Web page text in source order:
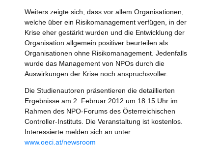
Weiters zeigte sich, dass vor allem Organisationen,
welche über ein Risikomanagement verfügen, in der
Krise eher gestärkt wurden und die Entwicklung der
Organisation allgemein positiver beurteilen als
Organisationen ohne Risikomanagement. Jedenfalls
wurde das Management von NPOs durch die
Auswirkungen der Krise noch anspruchsvoller.
Die Studienautoren präsentieren die detaillierten
Ergebnisse am 2. Februar 2012 um 18.15 Uhr im
Rahmen des NPO-Forums des Österreichischen
Controller-Instituts. Die Veranstaltung ist kostenlos.
Interessierte melden sich an unter
www.oeci.at/newsroom